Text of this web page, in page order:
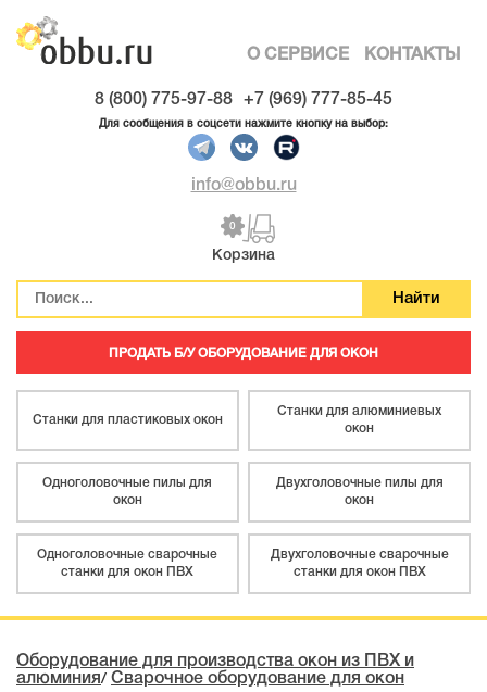
О СЕРВИСЕ КОНТАКТЫ
8 (800) 775-97-88 +7 (969) 777-85-45
Для сообщения в соцсети нажмите кнопку на выбор:
info@obbu.ru
0
Корзина
ПРОДАТЬ Б/У ОБОРУДОВАНИЕ ДЛЯ ОКОН
Станки для пластиковых окон
Станки для алюминиевых
окон
Одноголовочные пилы для
окон
Двухголовочные пилы для
окон
Одноголовочные сварочные
станки для окон ПВХ
Двухголовочные сварочные
станки для окон ПВХ
Оборудование для производства окон из ПВХ и
алюминия/ Сварочное оборудование для окон